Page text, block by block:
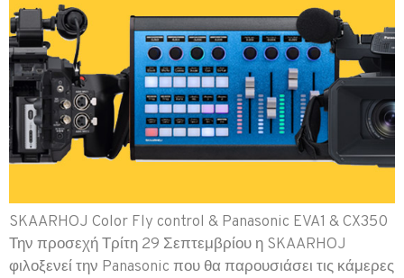
SKAARHOJ Color Fly control & Panasonic EVA1 & CX350
Την προσεχή Τρίτη 29 Σεπτεμβρίου η SKAARHOJ
φιλοξενεί την Panasonic που θα παρουσιάσει τις κάμερες